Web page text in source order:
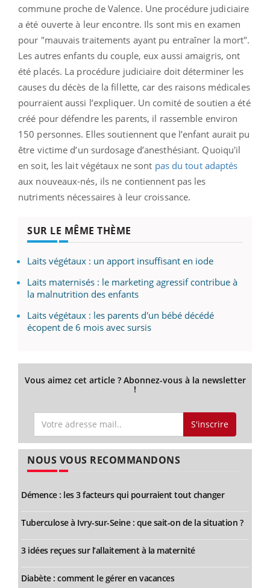
commune proche de Valence. Une procédure judiciaire
a été ouverte à leur encontre. Ils sont mis en examen
pour "mauvais traitements ayant pu entraîner la mort".
Les autres enfants du couple, eux aussi amaigris, ont
été placés. La procédure judiciaire doit déterminer les
causes du décès de la fillette, car des raisons médicales
pourraient aussi l’expliquer. Un comité de soutien a été
créé pour défendre les parents, il rassemble environ
150 personnes. Elles soutiennent que l’enfant aurait pu
être victime d’un surdosage d’anesthésiant. Quoiqu'il
en soit, les lait végétaux ne sont pas du tout adaptés
aux nouveaux-nés, ils ne contiennent pas les
nutriments nécessaires à leur croissance.
SUR LE MÊME THÈME
Laits végétaux : un apport insuffisant en iode
Laits maternisés : le marketing agressif contribue à
la malnutrition des enfants
Laits végétaux : les parents d'un bébé décédé
écopent de 6 mois avec sursis
Vous aimez cet article ? Abonnez-vous à la newsletter
!
S'inscrire
NOUS VOUS RECOMMANDONS
Démence : les 3 facteurs qui pourraient tout changer
Tuberculose à Ivry-sur-Seine : que sait-on de la situation ?
3 idées reçues sur l’allaitement à la maternité
Diabète : comment le gérer en vacances